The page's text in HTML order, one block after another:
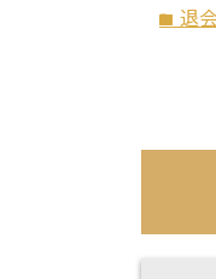
folder 退